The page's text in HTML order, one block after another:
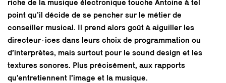
riche de la musique électronique touche Antoine à tel
point qu’il décide de se pencher sur le métier de
conseiller musical. Il prend alors goût à aiguiller les
directeur·ices dans leurs choix de programmation ou
d’interprètes, mais surtout pour le sound design et les
textures sonores. Plus précisément, aux rapports
qu’entretiennent l’image et la musique.